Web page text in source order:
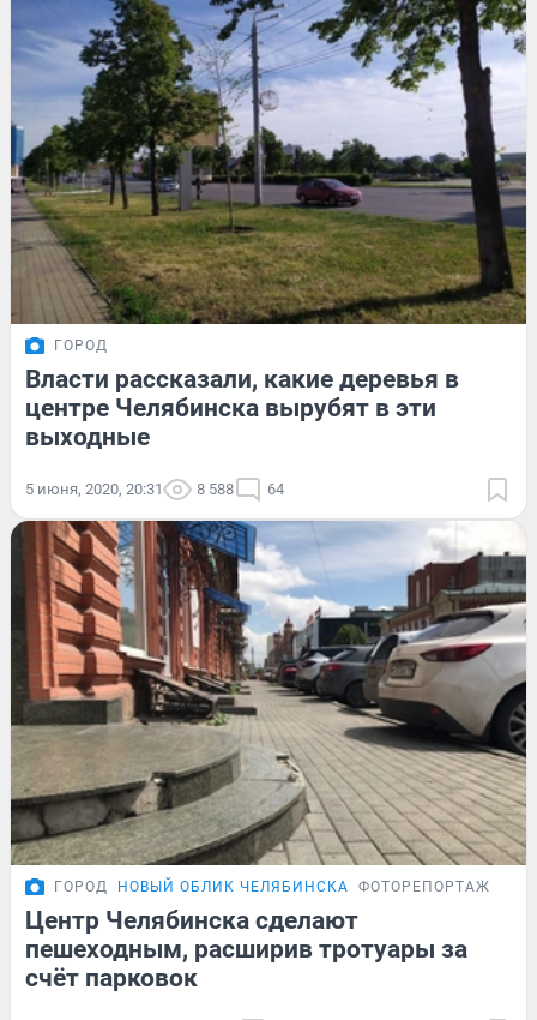
ГОРОД
Власти рассказали, какие деревья в
центре Челябинска вырубят в эти
выходные
5 июня, 2020, 20:31 8 588 64
ГОРОД НОВЫЙ ОБЛИК ЧЕЛЯБИНСКА ФОТОРЕПОРТАЖ
Центр Челябинска сделают
пешеходным, расширив тротуары за
счёт парковок